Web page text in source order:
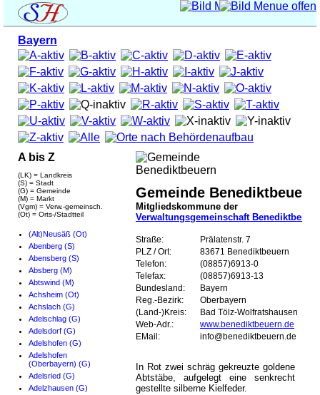
Bayern
A bis Z
(LK) = Landkreis
(S) = Stadt
(G) = Gemeinde
(M) = Markt
(Vgm) = Verw.-gemeinsch.
(Ot) = Orts-/Stadtteil
(Alt)Neusäß (Ot)
Abenberg (S)
Abensberg (S)
Absberg (M)
Abtswind (M)
Achsheim (Ot)
Achslach (G)
Adelschlag (G)
Adelsdorf (G)
Adelshofen (G)
Adelshofen
(Oberbayern) (G)
Adelsried (G)
Adelzhausen (G)
Gemeinde Benediktbeuern
Mitgliedskommune der
Verwaltungsgemeinschaft
Straße:
Prälatenstr. 7
PLZ / Ort:
83671 Benediktbeuern
Telefon:
(08857)6913-0
Telefax:
(08857)6913-13
Bundesland:
Bayern
Reg.-Bezirk:
Oberbayern
(Land-)Kreis:
Bad Tölz-Wolfratshausen
Web-Adr.:
www.benediktbeuern.de
EMail:
info@benediktbeuern.de
In Rot zwei schräg gekreuzte goldene
Abtstäbe, aufgelegt eine senkrecht
gestellte silberne Kielfeder.